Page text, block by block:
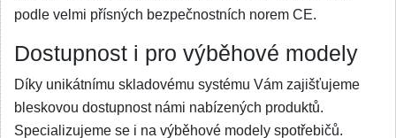
podle velmi přísných bezpečnostních norem CE.
Dostupnost i pro výběhové modely
Díky unikátnímu skladovému systému Vám zajišťujeme
bleskovou dostupnost námi nabízených produktů.
Specializujeme se i na výběhové modely spotřebičů.